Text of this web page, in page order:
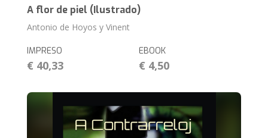
A flor de piel (Ilustrado)
Antonio de Hoyos y Vinent
IMPRESO
€ 40,33
EBOOK
€ 4,50